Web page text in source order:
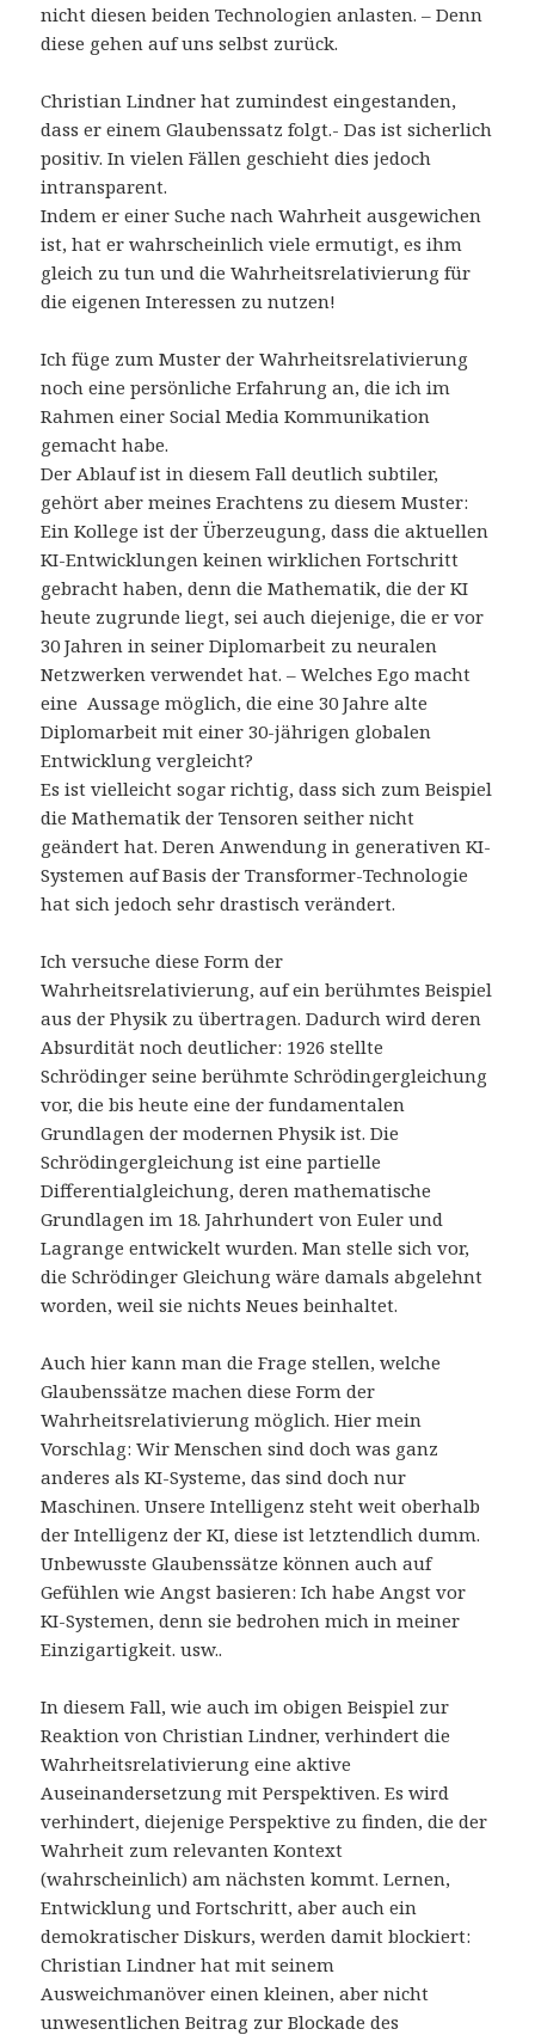
nicht diesen beiden Technologien anlasten. – Denn
diese gehen auf uns selbst zurück.
Christian Lindner hat zumindest eingestanden,
dass er einem Glaubenssatz folgt.- Das ist sicherlich
positiv. In vielen Fällen geschieht dies jedoch
intransparent.
Indem er einer Suche nach Wahrheit ausgewichen
ist, hat er wahrscheinlich viele ermutigt, es ihm
gleich zu tun und die Wahrheitsrelativierung für
die eigenen Interessen zu nutzen!
Ich füge zum Muster der Wahrheitsrelativierung
noch eine persönliche Erfahrung an, die ich im
Rahmen einer Social Media Kommunikation
gemacht habe.
Der Ablauf ist in diesem Fall deutlich subtiler,
gehört aber meines Erachtens zu diesem Muster:
Ein Kollege ist der Überzeugung, dass die aktuellen
KI-Entwicklungen keinen wirklichen Fortschritt
gebracht haben, denn die Mathematik, die der KI
heute zugrunde liegt, sei auch diejenige, die er vor
30 Jahren in seiner Diplomarbeit zu neuralen
Netzwerken verwendet hat. – Welches Ego macht
eine Aussage möglich, die eine 30 Jahre alte
Diplomarbeit mit einer 30-jährigen globalen
Entwicklung vergleicht?
Es ist vielleicht sogar richtig, dass sich zum Beispiel
die Mathematik der Tensoren seither nicht
geändert hat. Deren Anwendung in generativen KI-
Systemen auf Basis der Transformer-Technologie
hat sich jedoch sehr drastisch verändert.
Ich versuche diese Form der
Wahrheitsrelativierung, auf ein berühmtes Beispiel
aus der Physik zu übertragen. Dadurch wird deren
Absurdität noch deutlicher: 1926 stellte
Schrödinger seine berühmte Schrödingergleichung
vor, die bis heute eine der fundamentalen
Grundlagen der modernen Physik ist. Die
Schrödingergleichung ist eine partielle
Differentialgleichung, deren mathematische
Grundlagen im 18. Jahrhundert von Euler und
Lagrange entwickelt wurden. Man stelle sich vor,
die Schrödinger Gleichung wäre damals abgelehnt
worden, weil sie nichts Neues beinhaltet.
Auch hier kann man die Frage stellen, welche
Glaubenssätze machen diese Form der
Wahrheitsrelativierung möglich. Hier mein
Vorschlag: Wir Menschen sind doch was ganz
anderes als KI-Systeme, das sind doch nur
Maschinen. Unsere Intelligenz steht weit oberhalb
der Intelligenz der KI, diese ist letztendlich dumm.
Unbewusste Glaubenssätze können auch auf
Gefühlen wie Angst basieren: Ich habe Angst vor
KI-Systemen, denn sie bedrohen mich in meiner
Einzigartigkeit. usw..
In diesem Fall, wie auch im obigen Beispiel zur
Reaktion von Christian Lindner, verhindert die
Wahrheitsrelativierung eine aktive
Auseinandersetzung mit Perspektiven. Es wird
verhindert, diejenige Perspektive zu finden, die der
Wahrheit zum relevanten Kontext
(wahrscheinlich) am nächsten kommt. Lernen,
Entwicklung und Fortschritt, aber auch ein
demokratischer Diskurs, werden damit blockiert:
Christian Lindner hat mit seinem
Ausweichmanöver einen kleinen, aber nicht
unwesentlichen Beitrag zur Blockade des